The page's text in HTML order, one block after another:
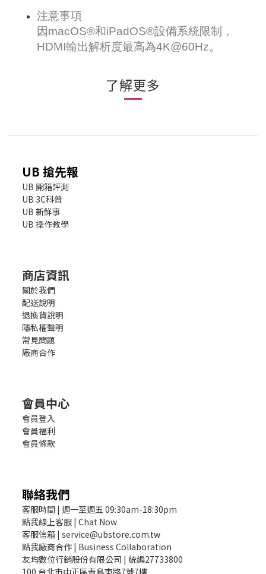
注意事項
因macOS®和iPadOS®設備系統限制，
HDMI輸出解析度最高為4K@60Hz。
了解更多
UB 搶先報
UB 開箱評測
UB 3C科普
UB 新鮮事
UB 操作教學
商店資訊
關於我們
配送說明
退換貨說明
隱私權聲明
常見問題
廠商合作
會員中心
會員登入
會員福利
會員條款
聯絡我們
客服時間 | 週一至週五 09:30am-18:30pm
點我線上客服 | Chat Now
客服信箱 | service@ubstore.com.tw
點我廠商合作 | Business Collaboration
友均數位行銷股份有限公司 | 統編27733800